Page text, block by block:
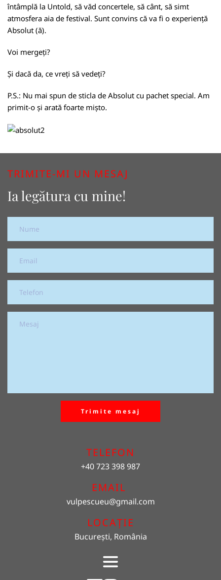
întâmplă la Untold, să văd concertele, să cânt, să simt
atmosfera aia de festival. Sunt convins că va fi o experiență
Absolut (ă).
Voi mergeți?
Și dacă da, ce vreți să vedeți?
P.S.: Nu mai spun de sticla de Absolut cu pachet special. Am
primit-o și arată foarte mișto.
TRIMITE-MI UN MESAJ
Ia legătura cu mine!
Trimite mesaj
TELEFON
+40 723 398 987
EMAIL
vulpescueu@gmail.com
LOCAȚIE
București, România